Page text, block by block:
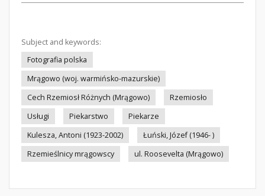
Subject and keywords:
Fotografia polska
Mrągowo (woj. warmińsko-mazurskie)
Cech Rzemiosł Różnych (Mrągowo)
Rzemiosło
Usługi
Piekarstwo
Piekarze
Kulesza, Antoni (1923-2002)
Łuński, Józef (1946- )
Rzemieślnicy mrągowscy
ul. Roosevelta (Mrągowo)